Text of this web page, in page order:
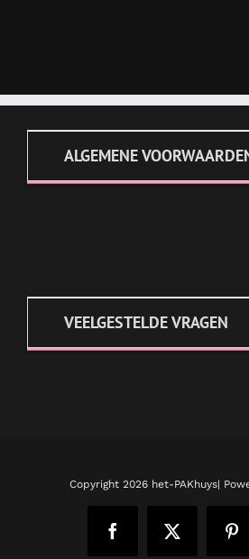
ALGEMENE
VEELGESTELDE VRAGEN
Copyright 2026 het-PAKhuys|
FacebookX